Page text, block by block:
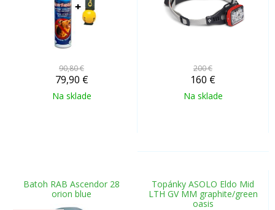
90,80 €
79,90 €
Na sklade
200 €
160 €
Na sklade
Batoh RAB Ascendor 28
orion blue
Topánky ASOLO Eldo Mid
LTH GV MM graphite/green
oasis